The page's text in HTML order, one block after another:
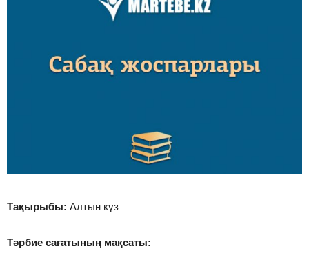
Тақырыбы: Алтын күз
Тәрбие сағатының мақсаты: